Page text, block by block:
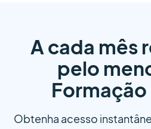
A cada mês
pelo
Obtenha acesso